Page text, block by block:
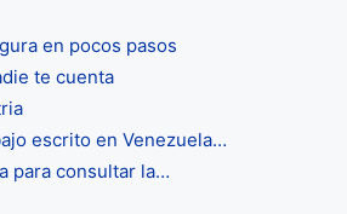
en pocos pasos
te cuenta
escrito en Venezuela…
para consultar la…